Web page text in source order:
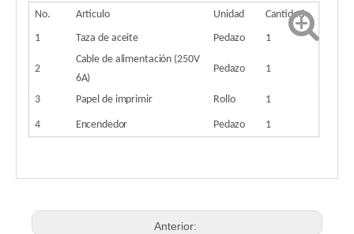
No. Artículo Unidad Cantidad
1 Taza de aceite Pedazo 1
2
Cable de alimentación (250V
6A)
Pedazo 1
3 Papel de imprimir Rollo 1
4 Encendedor Pedazo 1
Anterior: